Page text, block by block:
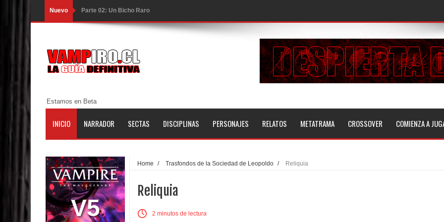
Nuevo Parte 02: Un Bicho Raro
Parte 01: Una Misión de Locos
Parte 03: Forastero en Tierra Muerta
Parte 10: El Secreto
Parte 06: El Trato con los Muertos
Parte 05: Sitiados
Parte 04: Se Descubre el Pastel
Parte 03: Una Piraña en el Bidé
Estamos en Beta
INICIO NARRADOR SECTAS DISCIPLINAS PERSONAJES RELATOS METATRAMA CROSSOVER COMIENZA A
V5
Home / Trasfondos de la Sociedad de Leopoldo / Reliquia
Reliquia
2 minutos de lectura